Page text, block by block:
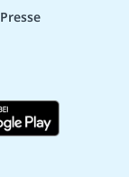
Presse